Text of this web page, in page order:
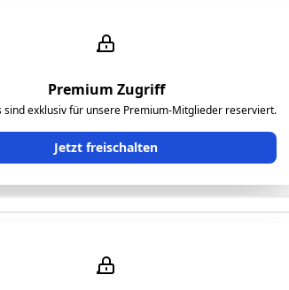
Premium Zugriff
sind exklusiv für unsere Premium-Mitglieder reserviert.
Jetzt freischalten
in geschlossener Bauweise. Das Wohnhaus
hinteren Ende des Grundstückes und ist
Zustand "B" …"